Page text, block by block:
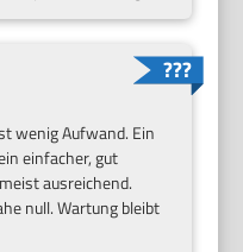
wenig Aufwand. Ein
einfacher, gut
ausreichend.
null. Wartung bleibt